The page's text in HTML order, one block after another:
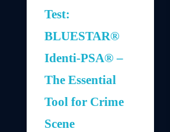
Test:
BLUESTAR®
Identi-PSA® –
The Essential
Tool for Crime
Scene